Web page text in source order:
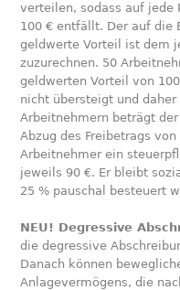
verteilen, sodass auf jede
100 € entfällt. Der auf die
geldwerte Vorteil ist dem
zuzurechnen. 50
geldwerten Vorteil von
nicht übersteigt und
Arbeitnehmern beträgt
Abzug des Freibetrags
Arbeitnehmer ein
jeweils 90 €. Er bleibt
25 % pauschal besteuert
NEU! Degressive
die degressive
Danach können
Anlagevermögens, die